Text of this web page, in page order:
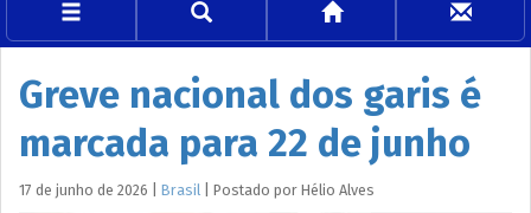
Greve nacional dos garis é
marcada para 22 de junho
17 de junho de 2026 Brasil Postado por Hélio Alves